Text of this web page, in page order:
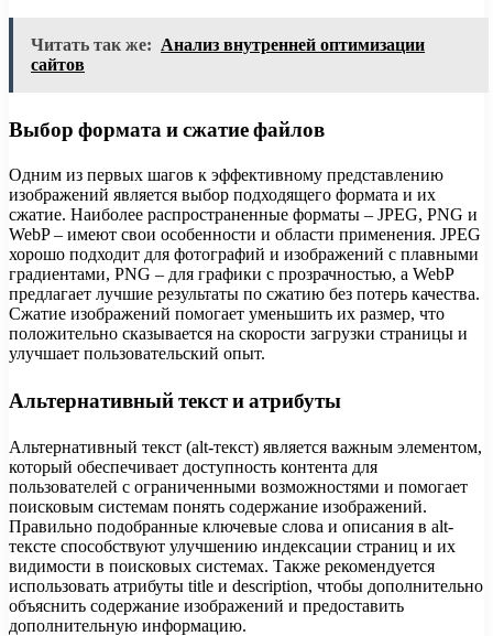
Читать так же: Анализ внутренней оптимизации
сайтов
Выбор формата и сжатие файлов
Одним из первых шагов к эффективному представлению
изображений является выбор подходящего формата и их
сжатие. Наиболее распространенные форматы – JPEG, PNG и
WebP – имеют свои особенности и области применения. JPEG
хорошо подходит для фотографий и изображений с плавными
градиентами, PNG – для графики с прозрачностью, а WebP
предлагает лучшие результаты по сжатию без потерь качества.
Сжатие изображений помогает уменьшить их размер, что
положительно сказывается на скорости загрузки страницы и
улучшает пользовательский опыт.
Альтернативный текст и атрибуты
Альтернативный текст (alt-текст) является важным элементом,
который обеспечивает доступность контента для
пользователей с ограниченными возможностями и помогает
поисковым системам понять содержание изображений.
Правильно подобранные ключевые слова и описания в alt-
тексте способствуют улучшению индексации страниц и их
видимости в поисковых системах. Также рекомендуется
использовать атрибуты title и description, чтобы дополнительно
объяснить содержание изображений и предоставить
дополнительную информацию.